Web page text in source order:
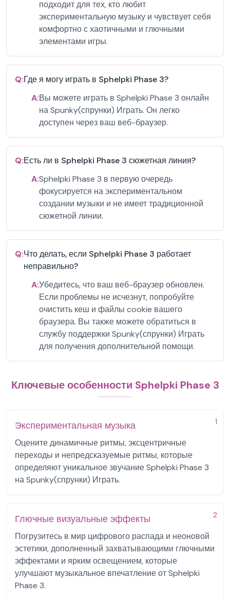
подходит для тех, кто любит
экспериментальную музыку и чувствует себя
комфортно с хаотичными и глючными
элементами игры.
Q:Где я могу играть в Sphelpki Phase 3?
A:Вы можете играть в Sphelpki Phase 3 онлайн
на Spunky(спрунки) Играть. Он легко
доступен через ваш веб-браузер.
Q:Есть ли в Sphelpki Phase 3 сюжетная линия?
A:Sphelpki Phase 3 в первую очередь
фокусируется на экспериментальном
создании музыки и не имеет традиционной
сюжетной линии.
Q:Что делать, если Sphelpki Phase 3 работает
неправильно?
A:Убедитесь, что ваш веб-браузер обновлен.
Если проблемы не исчезнут, попробуйте
очистить кеш и файлы cookie вашего
браузера. Вы также можете обратиться в
службу поддержки Spunky(спрунки) Играть
для получения дополнительной помощи.
Ключевые особенности Sphelpki Phase 3
1
Экспериментальная музыка
Оцените динамичные ритмы, эксцентричные
переходы и непредсказуемые ритмы, которые
определяют уникальное звучание Sphelpki Phase 3
на Spunky(спрунки) Играть.
2
Глючные визуальные эффекты
Погрузитесь в мир цифрового распада и неоновой
эстетики, дополненный захватывающими глючными
эффектами и ярким освещением, которые
улучшают музыкальное впечатление от Sphelpki
Phase 3.